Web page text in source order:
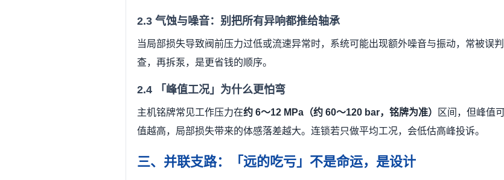
2.3 气蚀与噪音：别把所有异响都推给轴承
当局部损失导致阀前压力过低或流速异常时，系统可能出现额外噪音与振动，常被误
查，再拆泵，是更省钱的顺序。
2.4 「峰值工况」为什么更怕弯
主机铭牌常见工作压力在约 6～12 MPa（约 60～120 bar，铭牌为准）
区间，但峰值
值越高，局部损失带来的体感落差越大。连锁若只做平均工况，会低估高峰投诉。
三、并联支路：「远的吃亏」不是命运，是设计